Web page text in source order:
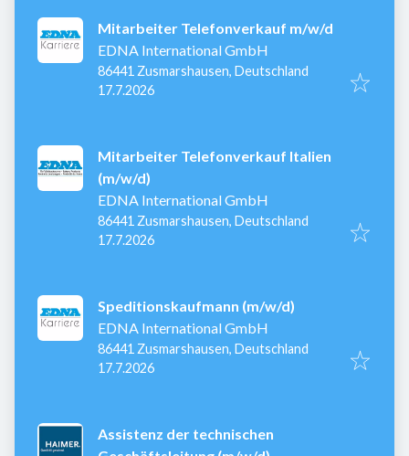
Mitarbeiter Telefonverkauf m/w/d
EDNA International GmbH
86441 Zusmarshausen, Deutschland
Veröffentlicht
17.7.2026
Mitarbeiter Telefonverkauf Italien
(m/w/d)
EDNA International GmbH
86441 Zusmarshausen, Deutschland
Veröffentlicht
17.7.2026
Speditionskaufmann (m/w/d)
EDNA International GmbH
86441 Zusmarshausen, Deutschland
Veröffentlicht
17.7.2026
Assistenz der technischen